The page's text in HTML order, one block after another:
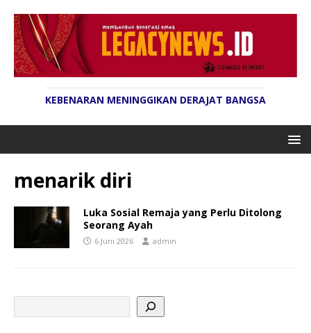
KEBENARAN MENINGGIKAN DERAJAT BANGSA
menarik diri
Luka Sosial Remaja yang Perlu Ditolong
Seorang Ayah
6 Juni 2026 admin